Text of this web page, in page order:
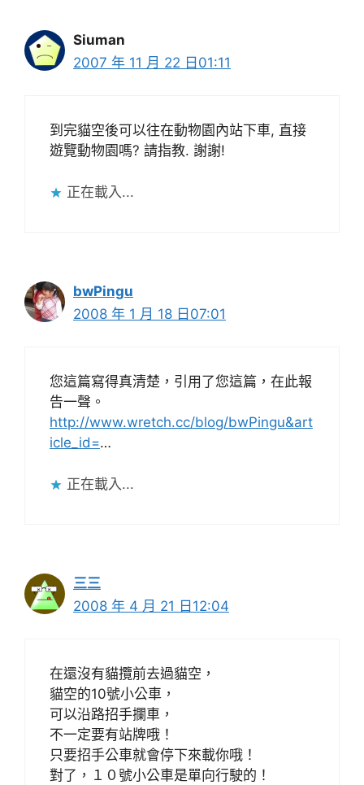
Siuman
2007 年 11 月 22 日01:11
到完貓空後可以往在動物園內站下車, 直接
遊覽動物園嗎? 請指教. 謝謝!
正在載入...
bwPingu
2008 年 1 月 18 日07:01
您這篇寫得真清楚，引用了您這篇，在此報
告一聲。
http://www.wretch.cc/blog/bwPingu&art
icle_id=…
正在載入...
三三
2008 年 4 月 21 日12:04
在還沒有貓攬前去過貓空，
貓空的10號小公車，
可以沿路招手攔車，
不一定要有站牌哦！
只要招手公車就會停下來載你哦！
對了，１０號小公車是單向行駛的！